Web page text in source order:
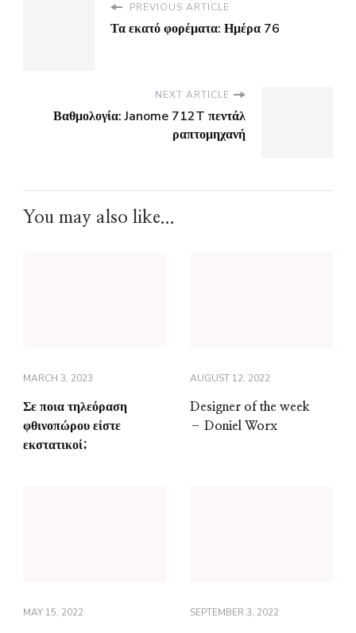
PREVIOUS ARTICLE
Τα εκατό φορέματα: Ημέρα 76
NEXT ARTICLE
Βαθμολογία: Janome 712T πεντάλ
ραπτομηχανή
You may also like...
MARCH 3, 2023
Σε ποια τηλεόραση
φθινοπώρου είστε
εκστατικοί;
AUGUST 12, 2022
Designer of the week
– Doniel Worx
MAY 15, 2022 SEPTEMBER 3, 2022